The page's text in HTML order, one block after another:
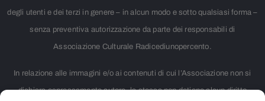
degli utenti e dei terzi in genere – in alcun modo e sotto qualsiasi forma –
senza preventiva autorizzazione da parte dei responsabili di
Associazione Culturale Radicediunopercento.
In relazione alle immagini e/o ai contenuti di cui l’Associazione non si
dichiara espressamente autore, la stessa non detiene alcun diritto